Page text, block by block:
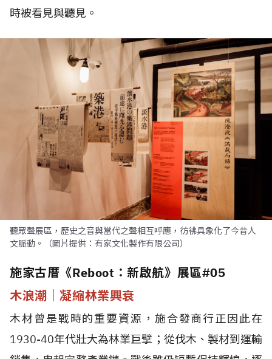
時被看見與聽見。
聽眾聲展區，歷史之音與當代之聲相互呼應，彷彿具象化了今昔人
文脈動。（圖片提供：有家文化製作有限公司）
施家古厝《Reboot：新啟航》展區#05
木浪潮｜凝縮林業興衰
木材曾是戰時的重要資源，施合發商行正因此在
1930-40年代壯大為林業巨擘；從伐木、製材到運輸